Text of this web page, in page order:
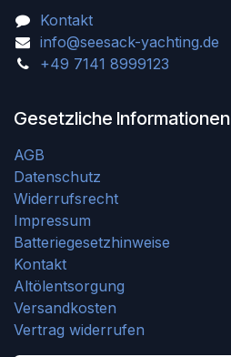
Kontakt
info@seesack-yachting.de
+49 7141 8999123
Gesetzliche Informationen
AGB
Datenschutz
Widerrufsrecht
Impressum
Batteriegesetzhinweise
Kontakt
Altölentsorgung
Versandkosten
Vertrag widerrufen